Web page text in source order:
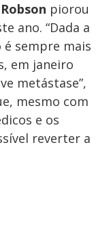
Robson piorou
ano. “Dada a
sempre mais
em janeiro
metástase”,
mesmo com
e os
reverter a